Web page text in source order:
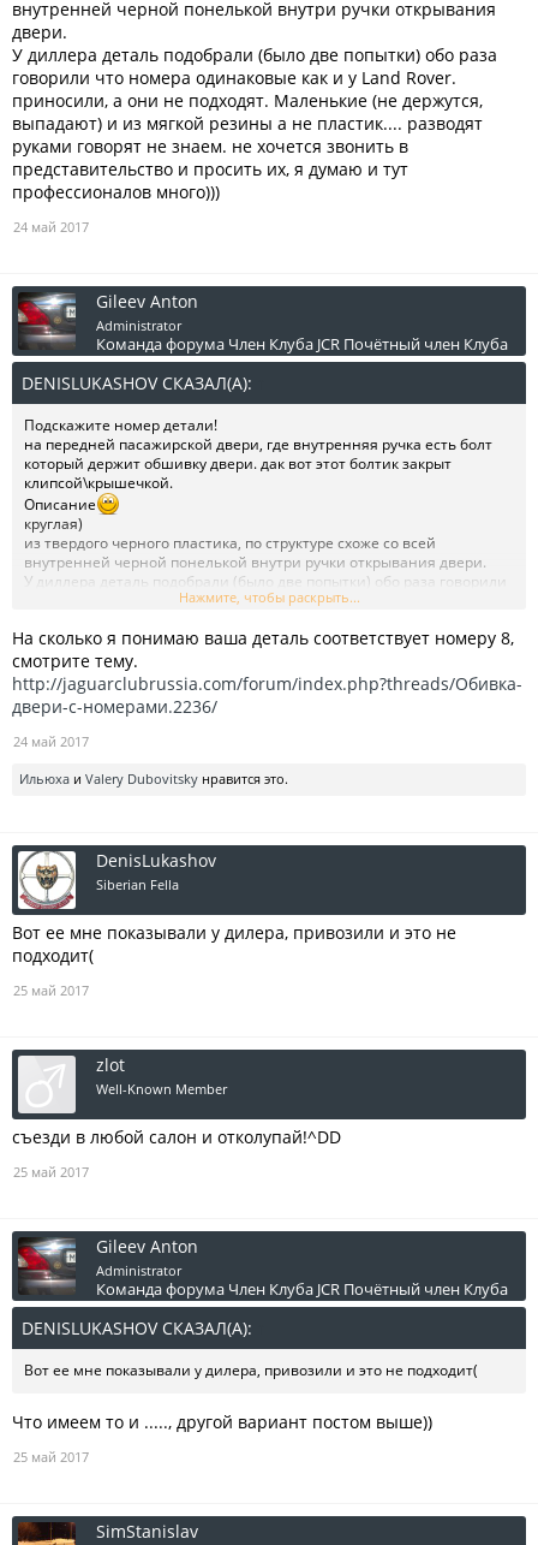
внутренней черной понелькой внутри ручки открывания
двери.
У диллера деталь подобрали (было две попытки) обо раза
говорили что номера одинаковые как и у Land Rover.
приносили, а они не подходят. Маленькие (не держутся,
выпадают) и из мягкой резины а не пластик.... разводят
руками говорят не знаем. не хочется звонить в
представительство и просить их, я думаю и тут
профессионалов много)))
24 май 2017
Gileev Anton
Administrator
Команда форума Член Клуба JCR Почётный член Клуба
DENISLUKASHOV СКАЗАЛ(А):
Подскажите номер детали!
на передней пасажирской двери, где внутренняя ручка есть болт
который держит обшивку двери. дак вот этот болтик закрыт
клипсой\крышечкой.
Описание
круглая)
из твердого черного пластика, по структуре схоже со всей
внутренней черной понелькой внутри ручки открывания двери.
У диллера деталь подобрали (было две попытки) обо раза говорили
что номера одинаковые как и у Land Rover. приносили, а они не
а не пластик.... разводят руками говорят не знаем. не хочется
звонить в представительство и просить их, я думаю и тут
профессионалов много)))
Нажмите, чтобы раскрыть...
На сколько я понимаю ваша деталь соответствует номеру 8,
смотрите тему.
http://jaguarclubrussia.com/forum/index.php?threads/Обивка-
двери-с-номерами.2236/
24 май 2017
Ильюха и Valery Dubovitsky нравится это.
DenisLukashov
Siberian Fella
Вот ее мне показывали у дилера, привозили и это не
подходит(
25 май 2017
zlot
Well-Known Member
съезди в любой салон и отколупай!^DD
25 май 2017
Gileev Anton
Administrator
Команда форума Член Клуба JCR Почётный член Клуба
DENISLUKASHOV СКАЗАЛ(А):
Вот ее мне показывали у дилера, привозили и это не подходит(
Что имеем то и ....., другой вариант постом выше))
25 май 2017
SimStanislav